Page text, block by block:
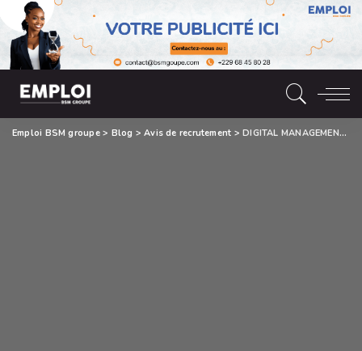
Emploi BSM groupe> Blog >Avis de recrutement >DIGITAL MANAGEMENT recrute Un (01) Chef de Projet Digital (H/F)